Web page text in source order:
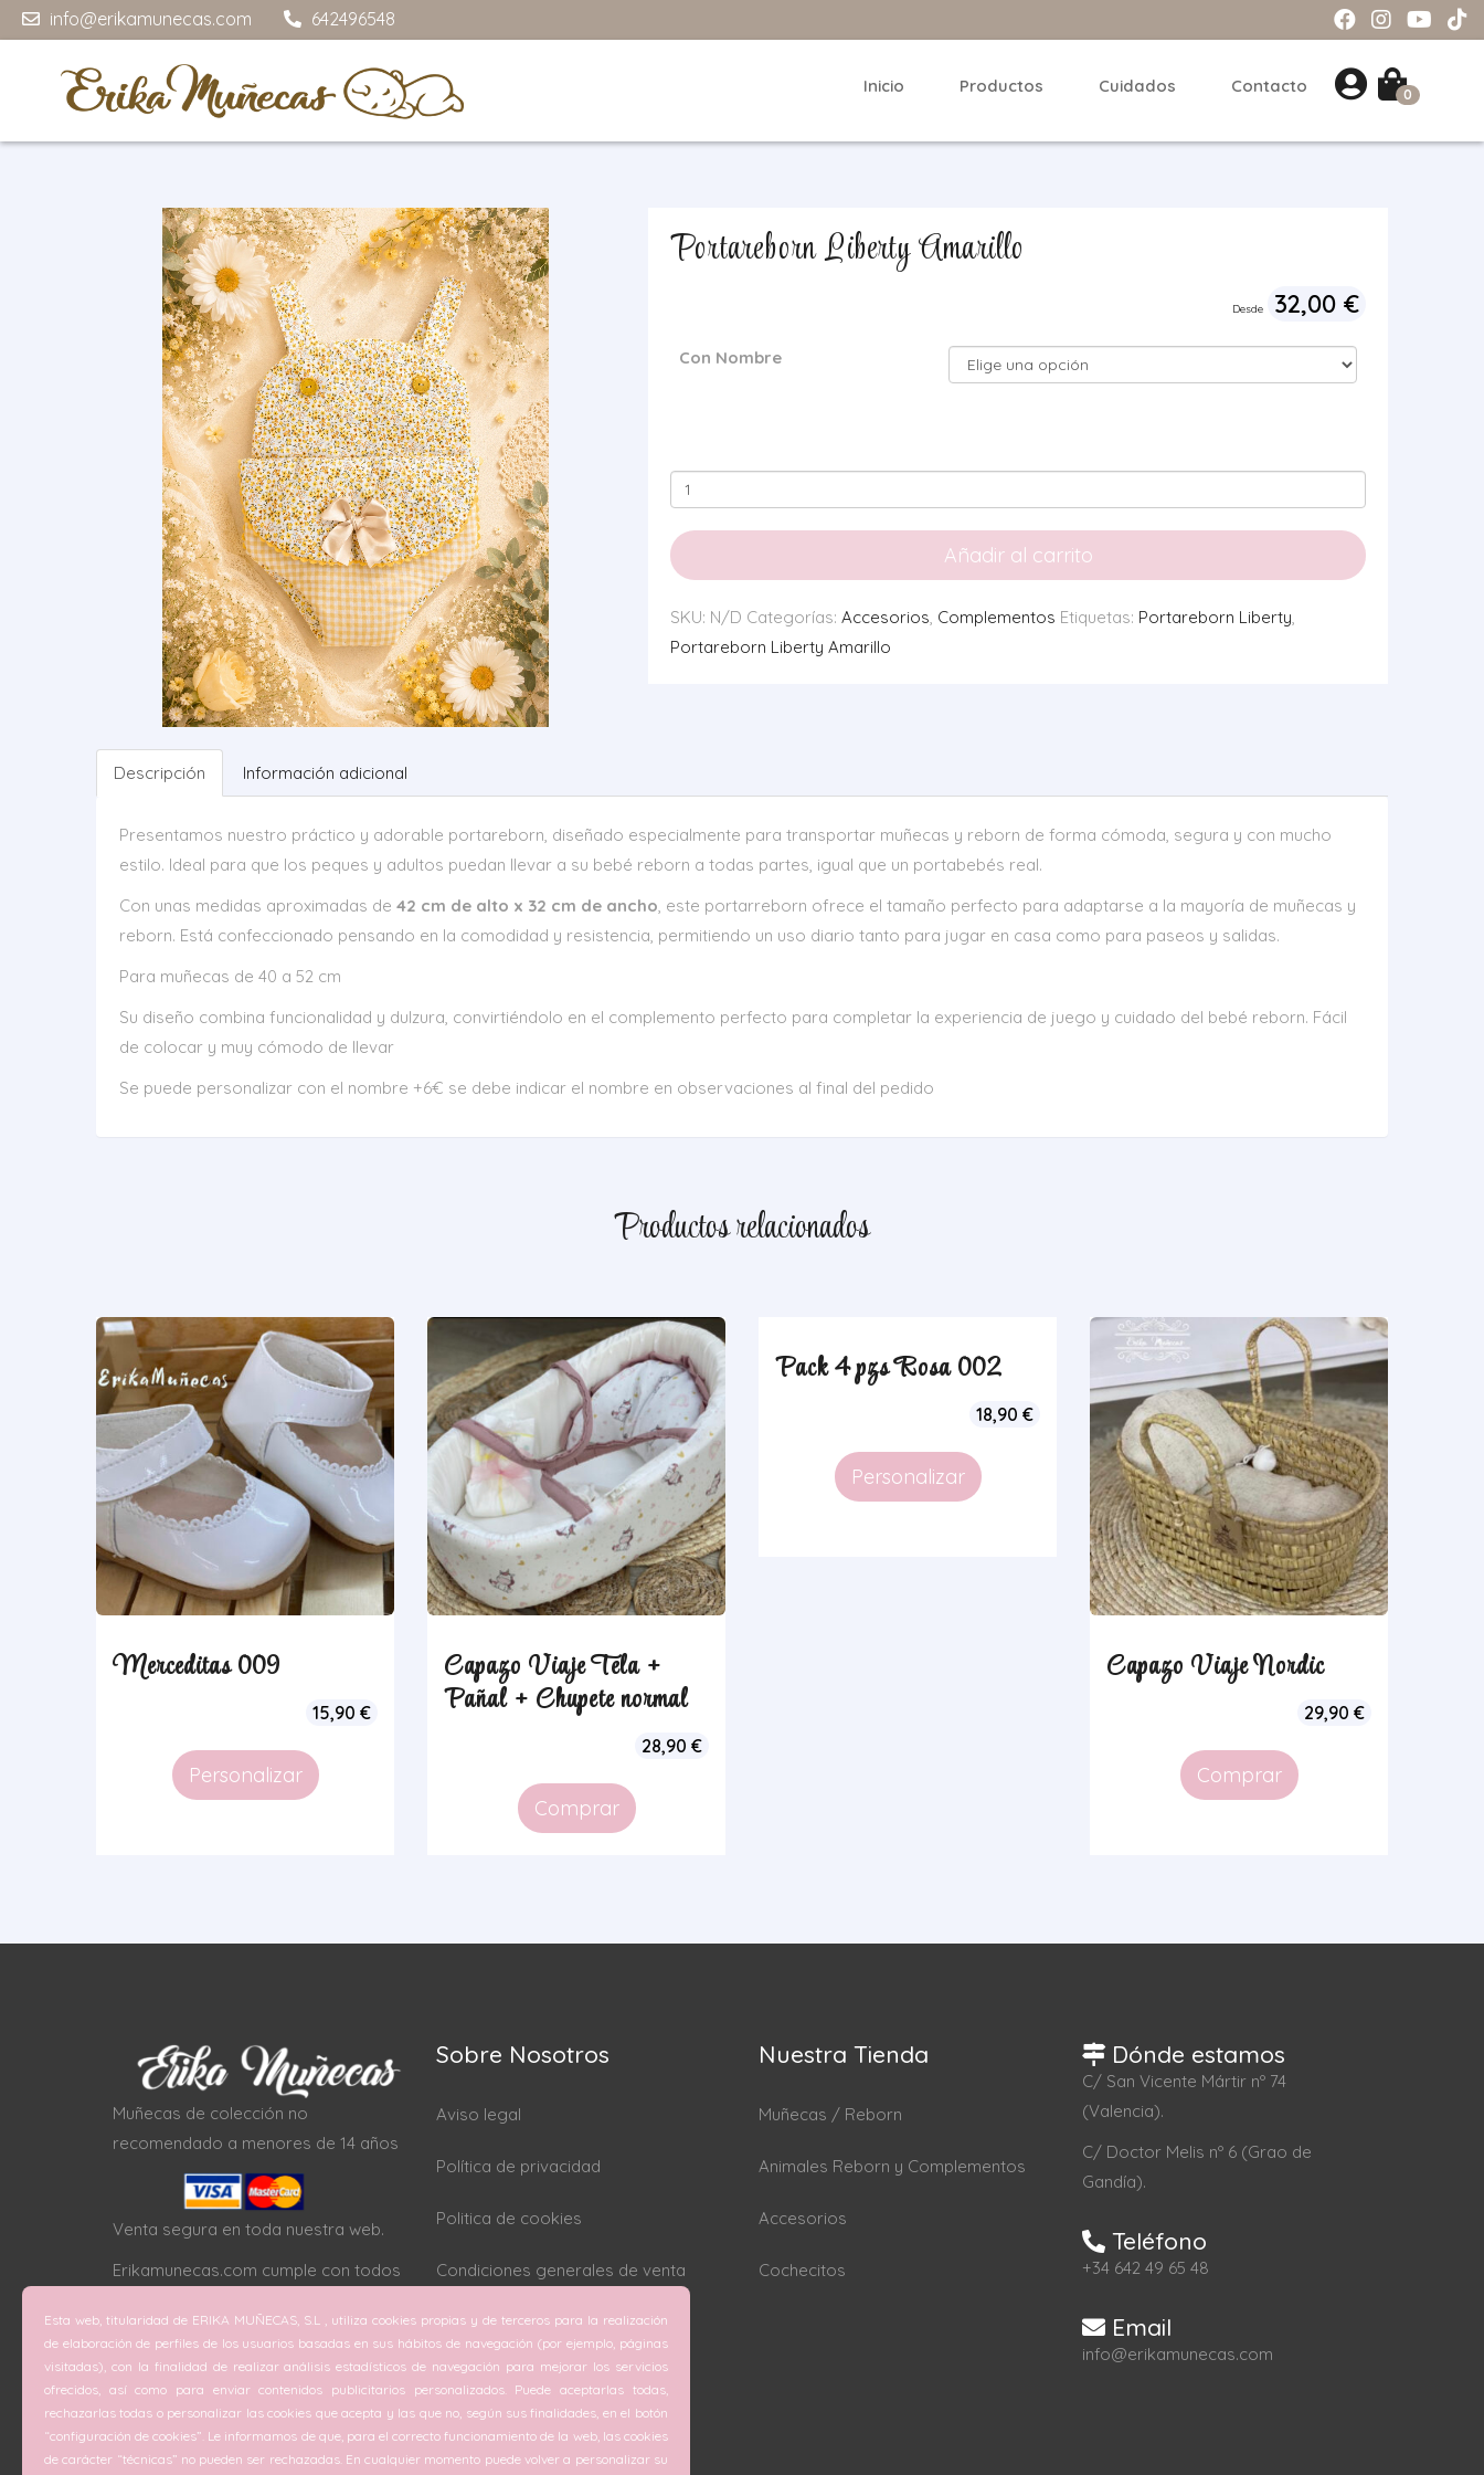
info@erikamunecas.com 642496548
0
Inicio Productos Cuidados Contacto
Portareborn Liberty Amarillo
Desde 32,00 €
Con Nombre
Portareborn
Liberty
Amarillo
cantidad
Añadir al carrito
SKU: N/D Categorías: Accesorios, Complementos Etiquetas: Portareborn Liberty,
Portareborn Liberty Amarillo
Descripción Información adicional
Presentamos nuestro práctico y adorable portareborn, diseñado especialmente para transportar muñecas y reborn de forma cómoda, segura y con mucho
estilo. Ideal para que los peques y adultos puedan llevar a su bebé reborn a todas partes, igual que un portabebés real.
Con unas medidas aproximadas de 42 cm de alto x 32 cm de ancho, este portarreborn ofrece el tamaño perfecto para adaptarse a la mayoría de muñecas y
reborn. Está confeccionado pensando en la comodidad y resistencia, permitiendo un uso diario tanto para jugar en casa como para paseos y salidas.
Para muñecas de 40 a 52 cm
Su diseño combina funcionalidad y dulzura, convirtiéndolo en el complemento perfecto para completar la experiencia de juego y cuidado del bebé reborn. Fácil
de colocar y muy cómodo de llevar
Se puede personalizar con el nombre +6€ se debe indicar el nombre en observaciones al final del pedido
Productos relacionados
Merceditas 009
15,90 €
Personalizar
Capazo Viaje Tela +
Pañal + Chupete normal
28,90 €
Comprar
Pack 4 pzs Rosa 002
18,90 €
Personalizar
Capazo Viaje Nordic
29,90 €
Comprar
Muñecas de colección no
recomendado a menores de 14 años
Venta segura en toda nuestra web.
Erikamunecas.com cumple con todos
Sobre Nosotros
Aviso legal
Política de privacidad
Politica de cookies
Condiciones generales de venta
Configurar cookies
Nuestra Tienda
Muñecas / Reborn
Animales Reborn y Complementos
Accesorios
Cochecitos
Dónde estamos
C/ San Vicente Mártir nº 74
(Valencia).
C/ Doctor Melis nº 6 (Grao de
Gandía).
Teléfono
+34 642 49 65 48
Email
info@erikamunecas.com
Esta web, titularidad de ERIKA MUÑECAS, S.L , utiliza cookies propias y de terceros para la realización
de elaboración de perfiles de los usuarios basadas en sus hábitos de navegación (por ejemplo, páginas
visitadas), con la finalidad de realizar análisis estadísticos de navegación para mejorar los servicios
ofrecidos, así como para enviar contenidos publicitarios personalizados. Puede aceptarlas todas,
rechazarlas todas o personalizar las cookies que acepta y las que no, según sus finalidades, en el botón
“configuración de cookies”. Le informamos de que, para el correcto funcionamiento de la web, las cookies
de carácter “técnicas” no pueden ser rechazadas. En cualquier momento puede volver a personalizar su